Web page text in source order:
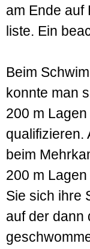
am Ende
liste. Ein
Beim
konnte man
200 m
qualifi­zieren.
beim
200 m
Sie sich ihre
auf der dann